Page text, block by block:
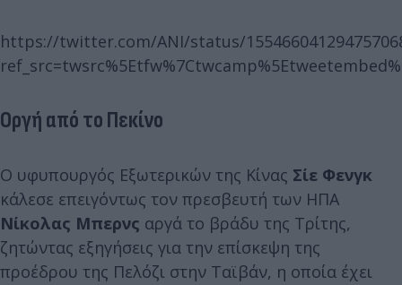
https://twitter.com/ANI/status/
Οργή από το Πεκίνο
Ο υφυπουργός Εξωτερικών της Κίνας Σίε Φενγκ
κάλεσε επειγόντως τον πρεσβευτή των ΗΠΑ
Νίκολας Μπερνς αργά το βράδυ της Τρίτης,
ζητώντας εξηγήσεις για την επίσκεψη της
προέδρου της Πελόζι στην Ταϊβάν, η οποία έχει